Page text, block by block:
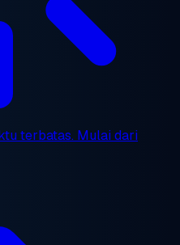
terbatas. Mulai dari